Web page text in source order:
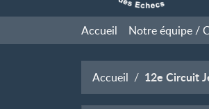
Accueil Notre équipe /
Accueil 12e Circuit